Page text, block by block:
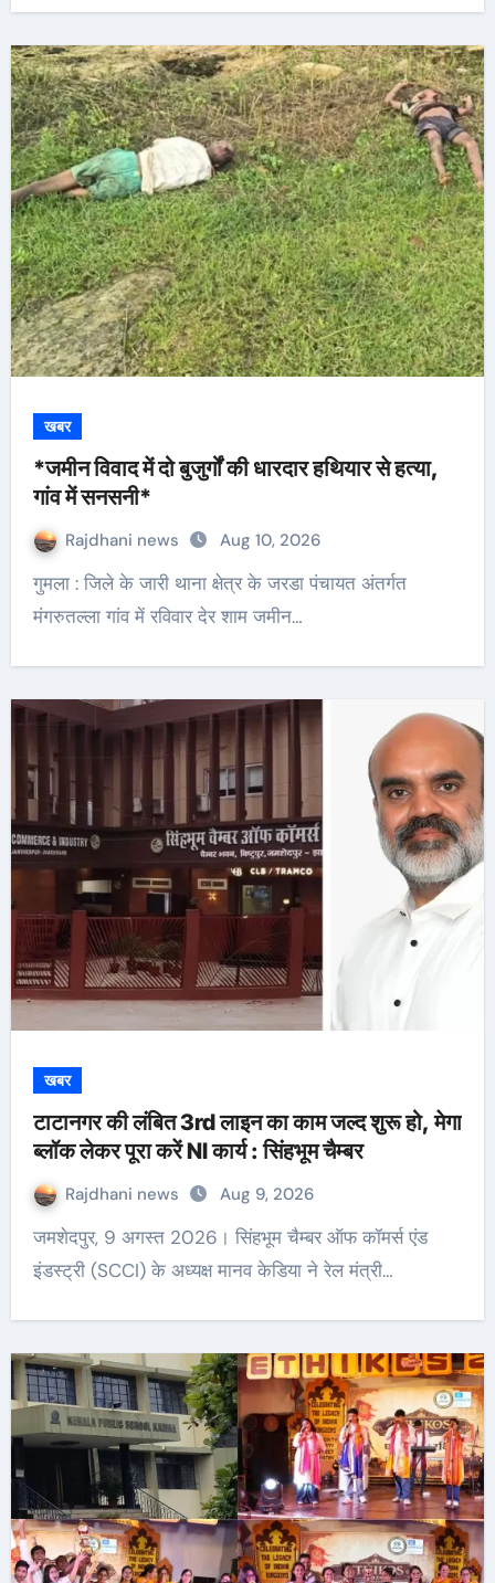
खबर
*जमीन विवाद में दो बुजुर्गों की धारदार हथियार से हत्या,
गांव में सनसनी*
Rajdhani news Aug 10, 2026
गुमला : जिले के जारी थाना क्षेत्र के जरडा पंचायत अंतर्गत
मंगरुतल्ला गांव में रविवार देर शाम जमीन…
खबर
टाटानगर की लंबित 3rd लाइन का काम जल्द शुरू हो, मेगा
ब्लॉक लेकर पूरा करें NI कार्य : सिंहभूम चैम्बर
Rajdhani news Aug 9, 2026
जमशेदपुर, 9 अगस्त 2026। सिंहभूम चैम्बर ऑफ कॉमर्स एंड
इंडस्ट्री (SCCI) के अध्यक्ष मानव केडिया ने रेल मंत्री…